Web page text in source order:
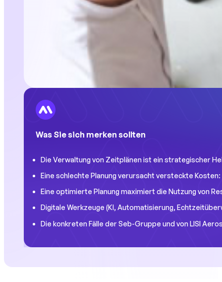
Was Sie sich merken sollten
Die Verwaltung von Zeitplänen ist ein strategischer
Eine schlechte Planung verursacht versteckte
Eine optimierte Planung maximiert die Nutzung von
Digitale Werkzeuge (KI, Automatisierung,
Die konkreten Fälle der Seb-Gruppe und von LISI